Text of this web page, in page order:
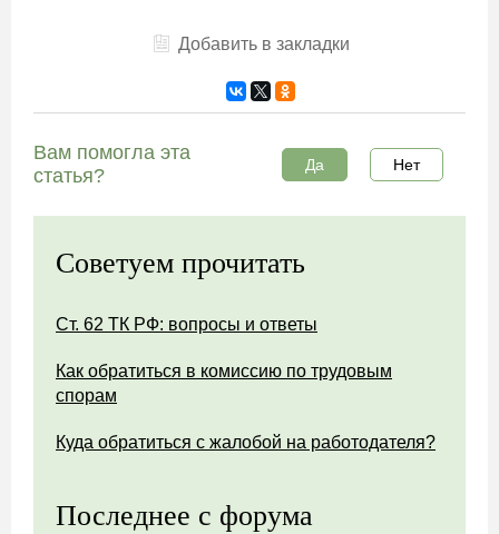
Добавить в закладки
Вам помогла эта
статья?
Да Нет
Советуем прочитать
Ст. 62 ТК РФ: вопросы и ответы
Как обратиться в комиссию по трудовым
спорам
Куда обратиться с жалобой на работодателя?
Последнее с форума